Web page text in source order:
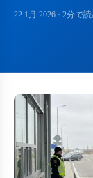
22 1月 2026 · 2分で